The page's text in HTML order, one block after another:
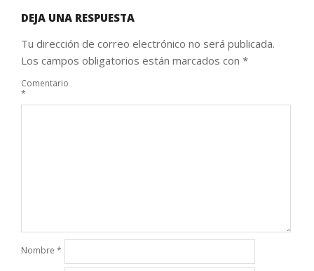
DEJA UNA RESPUESTA
Tu dirección de correo electrónico no será publicada.
Los campos obligatorios están marcados con *
Comentario
*
Nombre *